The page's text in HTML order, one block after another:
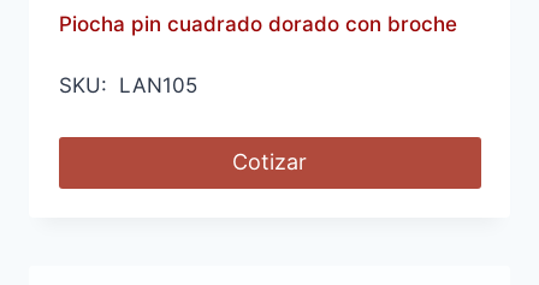
Piocha pin cuadrado dorado con broche
SKU: LAN105
Cotizar